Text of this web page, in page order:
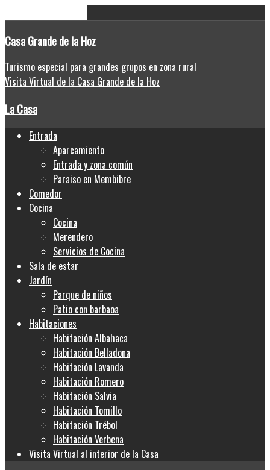
CasaGrande de la Hoz
Turismo especial para grandes grupos en zona rural
Visita Virtual de la Casa Grande de la Hoz
La Casa
Entrada
Aparcamiento
Entrada y zona común
Paraiso en Membibre
Comedor
Cocina
Cocina
Merendero
Servicios de Cocina
Sala de estar
Jardín
Parque de niños
Patio con barbaoa
Habitaciones
Habitación Albahaca
Habitación Belladona
Habitación Lavanda
Habitación Romero
Habitación Salvia
Habitación Tomillo
Habitación Trébol
Habitación Verbena
Visita Virtual al interior de la Casa